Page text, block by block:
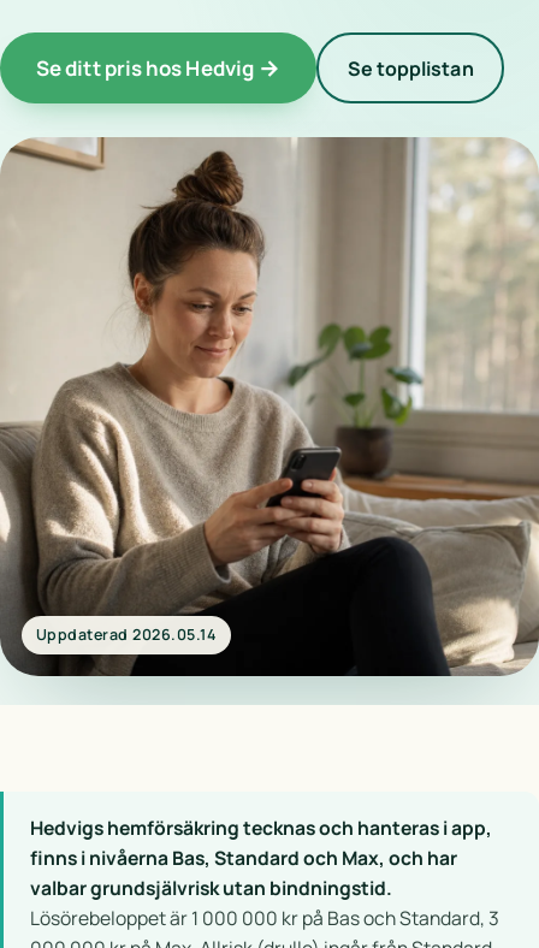
Se ditt pris hos Hedvig Se topplistan
Uppdaterad 2026.05.14
Hedvigs hemförsäkring tecknas och hanteras i app,
finns i nivåerna Bas, Standard och Max, och har
valbar grundsjälvrisk utan bindningstid.
Lösörebeloppet är 1 000 000 kr på Bas och Standard, 3